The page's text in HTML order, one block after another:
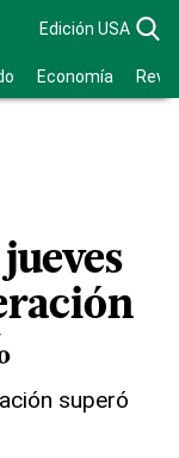
Edición USA
Economía
superó